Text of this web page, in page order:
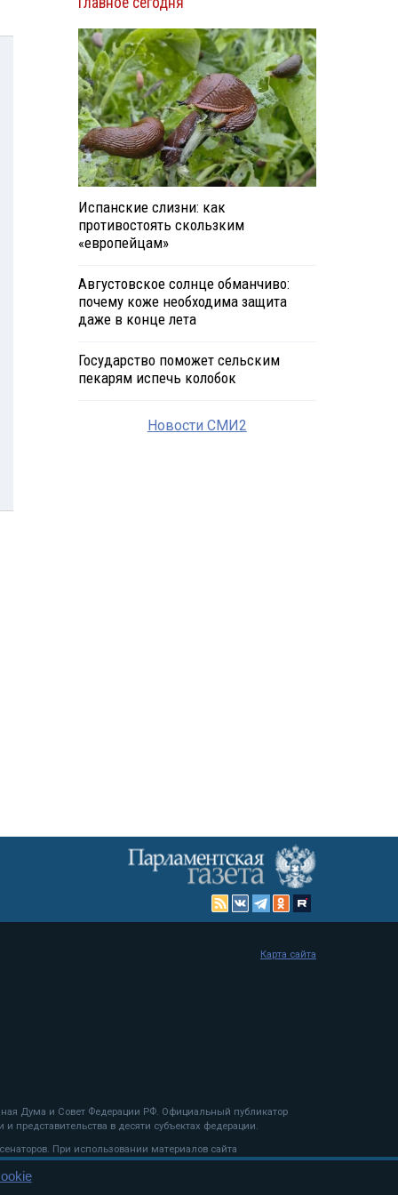
Испанские слизни: как
противостоять скользким
«европейцам»
Августовское солнце обманчиво:
почему коже необходима защита
даже в конце лета
Государство поможет сельским
пекарям испечь колобок
Новости СМИ2
Дума и Совет Федерации РФ. Официальный публикатор
представительства в десяти субъектах федерации.
При использовании материалов сайта
Карта сайта